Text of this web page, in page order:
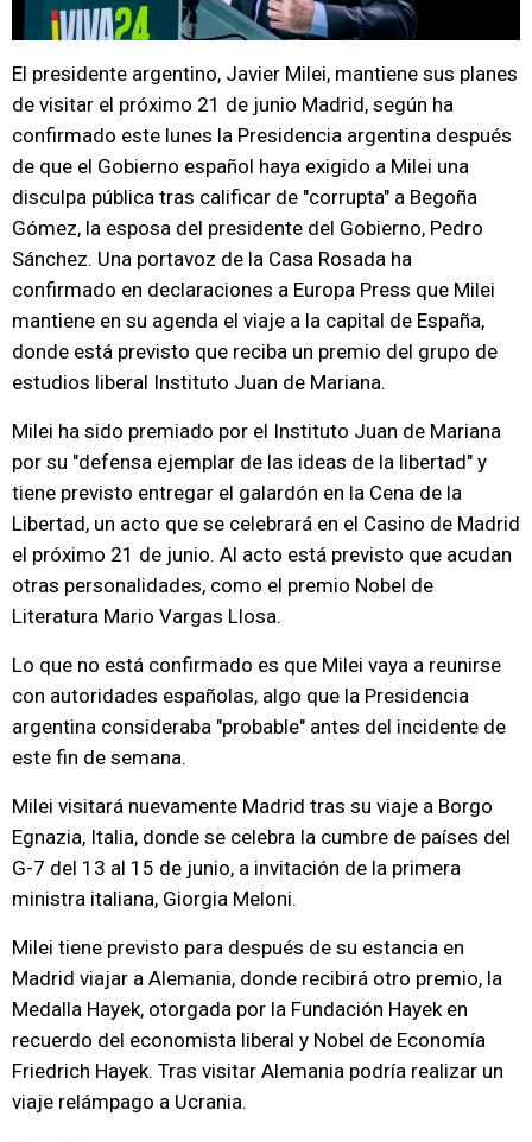
El presidente argentino, Javier Milei, mantiene sus planes
de visitar el próximo 21 de junio Madrid, según ha
confirmado este lunes la Presidencia argentina después
de que el Gobierno español haya exigido a Milei una
disculpa pública tras calificar de "corrupta" a Begoña
Gómez, la esposa del presidente del Gobierno, Pedro
Sánchez. Una portavoz de la Casa Rosada ha
confirmado en declaraciones a Europa Press que Milei
mantiene en su agenda el viaje a la capital de España,
donde está previsto que reciba un premio del grupo de
estudios liberal Instituto Juan de Mariana.
Milei ha sido premiado por el Instituto Juan de Mariana
por su "defensa ejemplar de las ideas de la libertad" y
tiene previsto entregar el galardón en la Cena de la
Libertad, un acto que se celebrará en el Casino de Madrid
el próximo 21 de junio. Al acto está previsto que acudan
otras personalidades, como el premio Nobel de
Literatura Mario Vargas Llosa.
Lo que no está confirmado es que Milei vaya a reunirse
con autoridades españolas, algo que la Presidencia
argentina consideraba "probable" antes del incidente de
este fin de semana.
Milei visitará nuevamente Madrid tras su viaje a Borgo
Egnazia, Italia, donde se celebra la cumbre de países del
G-7 del 13 al 15 de junio, a invitación de la primera
ministra italiana, Giorgia Meloni.
Milei tiene previsto para después de su estancia en
Madrid viajar a Alemania, donde recibirá otro premio, la
Medalla Hayek, otorgada por la Fundación Hayek en
recuerdo del economista liberal y Nobel de Economía
Friedrich Hayek. Tras visitar Alemania podría realizar un
viaje relámpago a Ucrania.